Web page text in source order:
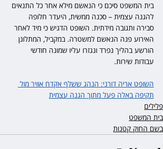
בית המשפט סיכם כי הנאשם מילא אחר כל התנאים
להגנה עצמית – סכנה ממשית, היעדר חלופה
סבירה ותגובה מידתית. השופט הדגיש כי מיד לאחר
האירוע פנה הנאשם למשטרה. במקביל, המתלונן
הורשע בהליך נפרד ונגזרו עליו שמונה חודשי
עבודות שירות.
השופט אריה דורני: הנהג ששלף אקדח אוויר מול
תקיפה באלה פעל מתוך הגנה עצמית
פלילים
בית המשפט
בשם החוק קטנות